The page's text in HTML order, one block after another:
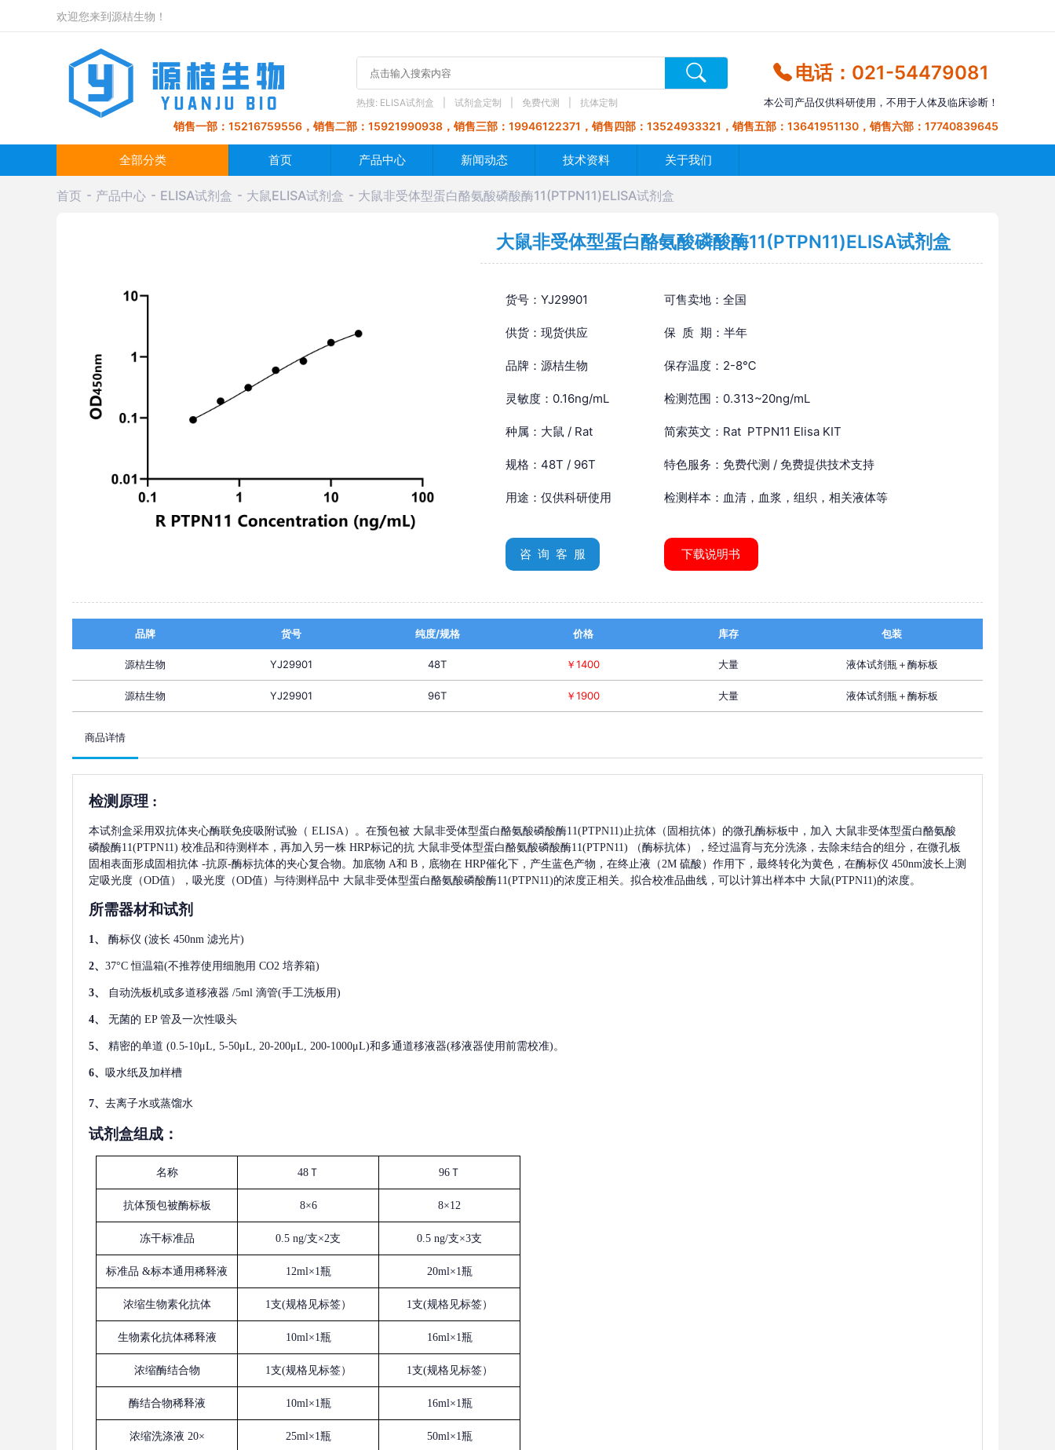
欢迎您来到源桔生物！
热搜: ELISA试剂盒 试剂盒定制 免费代测 抗体定制
电话：021-54479081
本公司产品仅供科研使用，不用于人体及临床诊断！
销售一部：15216759556，销售二部：15921990938，销售三部：19946122371，销售四部：13524933321，销售五部：13641951130，销售六部：17740839645
全部分类 首页 产品中心 新闻动态 技术资料 关于我们
首页 产品中心 ELISA试剂盒 大鼠ELISA试剂盒 大鼠非受体型蛋白酪氨酸磷酸酶11(PTPN11)ELISA试剂盒
大鼠非受体型蛋白酪氨酸磷酸酶11(PTPN11)ELISA试剂盒
货号：YJ29901 可售卖地：全国
供货：现货供应 保 质 期：半年
品牌：源桔生物 保存温度：2-8℃
灵敏度：0.16ng/mL 检测范围：0.313~20ng/mL
种属：大鼠 / Rat 简索英文：Rat PTPN11 Elisa KIT
规格：48T / 96T 特色服务：免费代测 / 免费提供技术支持
用途：仅供科研使用 检测样本：血清，血浆，组织，相关液体等
咨 询 客 服 下载说明书
品牌 货号 纯度/规格 价格 库存 包装
源桔生物 YJ29901 48T ￥1400 大量 液体试剂瓶＋酶标板
源桔生物 YJ29901 96T ￥1900 大量 液体试剂瓶＋酶标板
商品详情
检测原理 :
本试剂盒采用双抗体夹心酶联免疫吸附试验（ ELISA）。在预包被 大鼠非受体型蛋白酪氨酸磷酸酶11(PTPN11)止抗体（固相抗体）的微孔酶标板中，加入 大鼠非受体型蛋白酪氨酸
磷酸酶11(PTPN11) 校准品和待测样本，再加入另一株 HRP标记的抗 大鼠非受体型蛋白酪氨酸磷酸酶11(PTPN11)
（酶标抗体），经过温育与充分洗涤，去除未结合的组分，在微孔板
固相表面形成固相抗体 -抗原-酶标抗体的夹心复合物。加底物 A和 B，底物在 HRP催化下，产生蓝色产物，在终止液（2M 硫酸）作用下，最终转化为黄色，在酶标仪 450nm波长上测
定吸光度（OD值），吸光度（OD值）与待测样品中 大鼠非受体型蛋白酪氨酸磷酸酶11(PTPN11)的浓度正相关。拟合校准品曲线，可以计算出样本中 大鼠(PTPN11)的浓度。
所需器材和试剂
1、 酶标仪 (波长 450nm 滤光片)
2、 37°C 恒温箱(不推荐使用细胞用 CO2 培养箱)
3、 自动洗板机或多道移液器 /5ml 滴管(手工洗板用)
4、 无菌的 EP 管及一次性吸头
5、 精密的单道 (0.5-10μL, 5-50μL, 20-200μL, 200-1000μL)和多通道移液器(移液器使用前需校准)。
6、 吸水纸及加样槽
7、 去离子水或蒸馏水
试剂盒组成：
名称 48Ｔ 96Ｔ
抗体预包被酶标板 8×6 8×12
冻干标准品 0.5 ng/支×2支 0.5 ng/支×3支
标准品 &标本通用稀释液 12ml×1瓶 20ml×1瓶
浓缩生物素化抗体 1支(规格见标签） 1支(规格见标签）
生物素化抗体稀释液 10ml×1瓶 16ml×1瓶
浓缩酶结合物 1支(规格见标签） 1支(规格见标签）
酶结合物稀释液 10ml×1瓶 16ml×1瓶
浓缩洗涤液 20× 25ml×1瓶 50ml×1瓶